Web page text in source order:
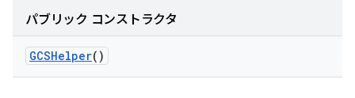
パブリック コンストラクタ
GCSHelper()